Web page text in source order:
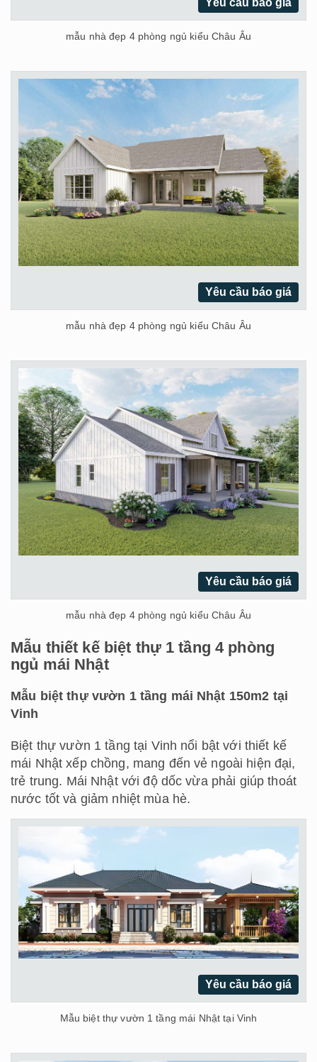
Yêu cầu báo giá
mẫu nhà đẹp 4 phòng ngủ kiểu Châu Âu
Yêu cầu báo giá
mẫu nhà đẹp 4 phòng ngủ kiểu Châu Âu
Yêu cầu báo giá
mẫu nhà đẹp 4 phòng ngủ kiểu Châu Âu
Mẫu thiết kế biệt thự 1 tầng 4 phòng
ngủ mái Nhật
Mẫu biệt thự vườn 1 tầng mái Nhật 150m2 tại
Vinh
Biệt thự vườn 1 tầng tại Vinh nổi bật với thiết kế
mái Nhật xếp chồng, mang đến vẻ ngoài hiện đại,
trẻ trung. Mái Nhật với độ dốc vừa phải giúp thoát
nước tốt và giảm nhiệt mùa hè.
Yêu cầu báo giá
Mẫu biệt thự vườn 1 tầng mái Nhật tại Vinh